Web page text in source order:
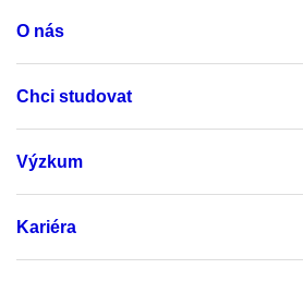
O nás
Chci studovat
Výzkum
Kariéra